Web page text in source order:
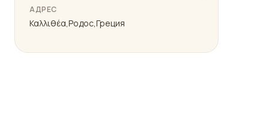
АДРЕС
Καλλιθέα,Родос,Греция